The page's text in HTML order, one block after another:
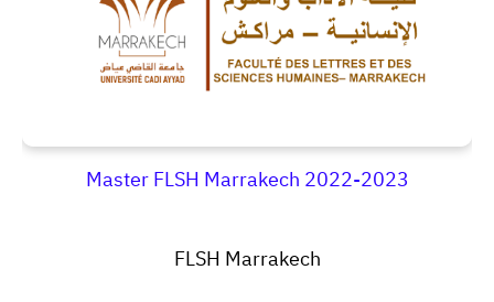
Master FLSH Marrakech 2022-2023
FLSH Marrakech